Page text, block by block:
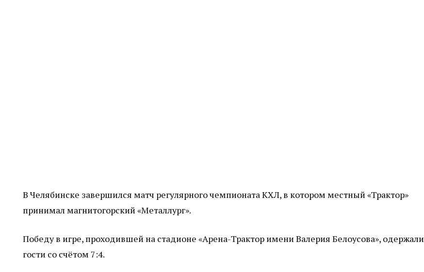
В Челябинске завершился матч регулярного чемпионата КХЛ, в котором местный «Трактор»
принимал магнитогорский «Металлург».
Победу в игре, проходившей на стадионе «Арена-Трактор имени Валерия Белоусова», одержали
гости со счётом 7:4.